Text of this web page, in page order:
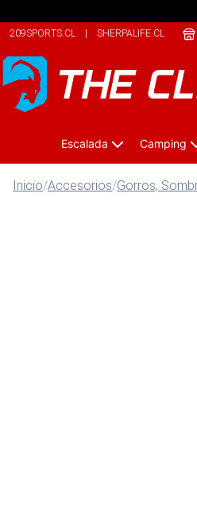
209SPORTS.CL | SHERPALIFE.CL |
Escalada Camping
Inicio/Accesorios/Gorros,